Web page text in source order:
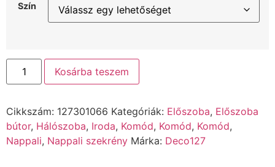
Szín
Kosárba teszem
Cikkszám: 127301066 Kategóriák: Előszoba, Előszoba
bútor, Hálószoba, Iroda, Komód, Komód, Komód,
Nappali, Nappali szekrény Márka: Deco127